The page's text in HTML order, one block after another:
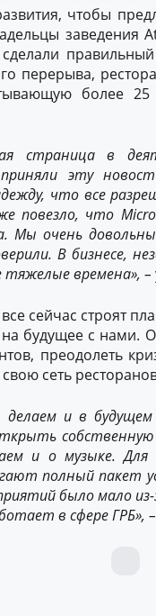
чтобы
заведения
перерыва,
более 25
страница в
эту
что все
повезло, что
.Мыочень довольны
В бизнесе,
тяжелыевремена», –
сейчас строят
будущее с нами.
преодолеть
сеть
и в
собственную
и о музыке.
ют полный пакет
быломало
в сфере ГРБ», –